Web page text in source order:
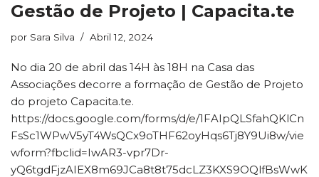
Gestão de Projeto | Capacita.te
por Sara Silva Abril 12, 2024
No dia 20 de abril das 14H às 18H na Casa das
Associações decorre a formação de Gestão de Projeto
do projeto Capacita.te.
https://docs.google.com/forms/d/e/1FAIpQLSfahQKlCn
FsSc1WPwV5yT4WsQCx9oTHF62oyHqs6Tj8Y9Ui8w/vie
wform?fbclid=IwAR3-vpr7Dr-
yQ6tgdFjzAIEX8m69JCa8t8t75dcLZ3KXS9OQlfBsWwK